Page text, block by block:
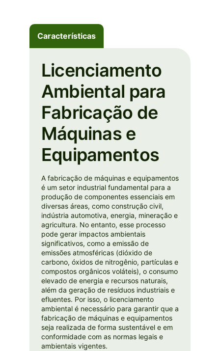
Características
Licenciamento
Ambiental para
Fabricação de
Máquinas e
Equipamentos
A fabricação de máquinas e equipamentos
é um setor industrial fundamental para a
produção de componentes essenciais em
diversas áreas, como construção civil,
indústria automotiva, energia, mineração e
agricultura. No entanto, esse processo
pode gerar impactos ambientais
significativos, como a emissão de
emissões atmosféricas (dióxido de
carbono, óxidos de nitrogênio, partículas e
compostos orgânicos voláteis), o consumo
elevado de energia e recursos naturais,
além da geração de resíduos industriais e
efluentes. Por isso, o licenciamento
ambiental é necessário para garantir que a
fabricação de máquinas e equipamentos
seja realizada de forma sustentável e em
conformidade com as normas legais e
ambientais vigentes.